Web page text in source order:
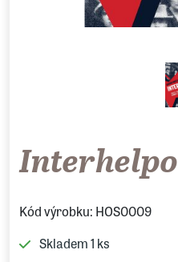
Interhelpo
Kód výrobku: HOS0009
Skladem1 ks